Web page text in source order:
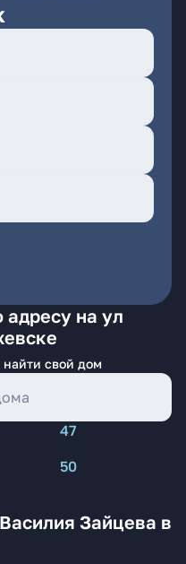
адресу на ул
найти свой дом
47
50
Зайцева в